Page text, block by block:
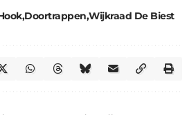
Doortrappen Wijkraad De Biest